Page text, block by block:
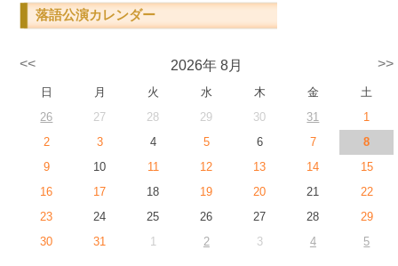
落語公演カレンダー
<< 2026年 8月 >>
日 月 火 水 木 金
土
26
27 28 29 30 31
1
2
3 4 5 6 7
8
9
10 11 12 13 14
15
16
17 18 19 20 21
22
23
24 25 26 27 28
29
30
31 1 2 3 4 5